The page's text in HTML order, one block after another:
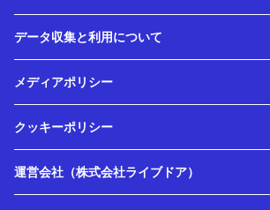
データ収集と利用について
メディアポリシー
クッキーポリシー
運営会社（株式会社ライブドア）